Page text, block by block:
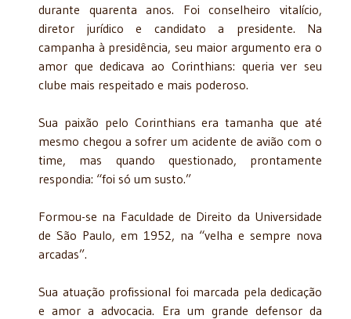
durante quarenta anos. Foi conselheiro vitalício,
diretor jurídico e candidato a presidente. Na
campanha à presidência, seu maior argumento era o
amor que dedicava ao Corinthians: queria ver seu
clube mais respeitado e mais poderoso.
Sua paixão pelo Corinthians era tamanha que até
mesmo chegou a sofrer um acidente de avião com o
time, mas quando questionado, prontamente
respondia: “foi só um susto.”
Formou-se na Faculdade de Direito da Universidade
de São Paulo, em 1952, na “velha e sempre nova
arcadas”.
Sua atuação profissional foi marcada pela dedicação
e amor a advocacia. Era um grande defensor da